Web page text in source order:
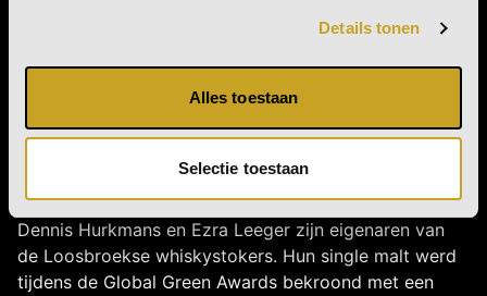
Details tonen
Alles toestaan
Selectie toestaan
Awards in Hongkong beloond met een gouden
duurzaamheidsmedaille. Eind 2019 werd Bus
succesvol gelanceerd als nieuw Nederlands
Brabantse whisky start-up uit tot de tweede
whiskyproducent van Nederland.
Dennis Hurkmans en Ezra Leeger zijn eigenaren van
de Loosbroekse whiskystokers. Hun single malt werd
tijdens de Global Green Awards bekroond met een